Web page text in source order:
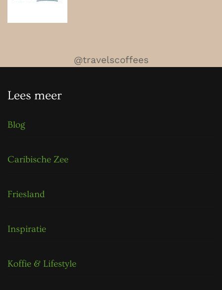
@travelscoffees
Lees meer
Blog
Caribische Zee
Friesland
Inspiratie
Koffie & Lifestyle